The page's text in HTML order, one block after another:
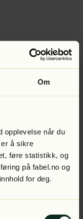
Om
opplevelse når du
å sikre
føre statistikk, og
på fabel.no og
for deg.